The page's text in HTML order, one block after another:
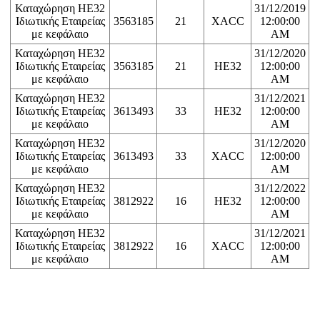
Καταχώρηση ΗΕ32
Ιδιωτικής Εταιρείας
με κεφάλαιο
3563185 21 XACC
31/12/2019
12:00:00
AM
Καταχώρηση ΗΕ32
Ιδιωτικής Εταιρείας
με κεφάλαιο
3563185 21 HE32
31/12/2020
12:00:00
AM
Καταχώρηση ΗΕ32
Ιδιωτικής Εταιρείας
με κεφάλαιο
3613493 33 HE32
31/12/2021
12:00:00
AM
Καταχώρηση ΗΕ32
Ιδιωτικής Εταιρείας
με κεφάλαιο
3613493 33 XACC
31/12/2020
12:00:00
AM
Καταχώρηση ΗΕ32
Ιδιωτικής Εταιρείας
με κεφάλαιο
3812922 16 HE32
31/12/2022
12:00:00
AM
Καταχώρηση ΗΕ32
Ιδιωτικής Εταιρείας
με κεφάλαιο
3812922 16 XACC
31/12/2021
12:00:00
AM